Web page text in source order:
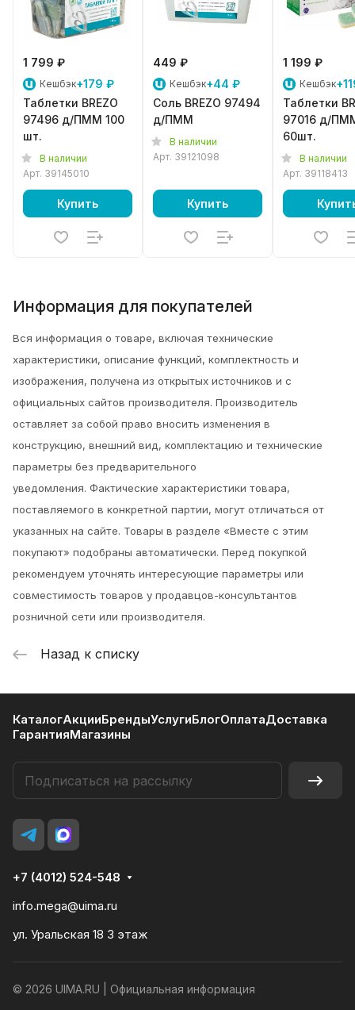
1 799 ₽
Кешбэк+179 ₽
Таблетки BREZO
97496 д/ПММ 100
шт.
В наличии
Арт. 39145010
Купить
449 ₽
Кешбэк+44 ₽
Соль BREZO 97494
д/ПММ
В наличии
Арт. 39121098
Купить
1 199 ₽
Кешбэк
Таблетки
97016 д/
60шт.
В наличии
Арт. 39118413
Информация для покупателей
Вся информация о товаре, включая технические
характеристики, описание функций, комплектность и
изображения, получена из открытых источников и с
официальных сайтов производителя. Производитель
оставляет за собой право вносить изменения в
конструкцию, внешний вид, комплектацию и технические
параметры без предварительного
уведомления. Фактические характеристики товара,
поставляемого в конкретной партии, могут отличаться от
указанных на сайте. Товары в разделе «Вместе с этим
покупают» подобраны автоматически. Перед покупкой
рекомендуем уточнять интересующие параметры или
совместимость товаров у продавцов-консультантов
розничной сети или производителя.
Назад к списку
КаталогАкцииБрендыУслугиБлогОплатаДоставка
ГарантияМагазины
+7 (4012) 524-548
info.mega@uima.ru
ул. Уральская 18 3 этаж
© 2026 UIMA.RU | Официальная информация